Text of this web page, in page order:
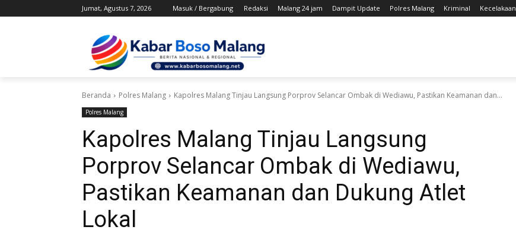
Jumat, Agustus 7, 2026 Masuk / Bergabung Redaksi Malang 24 jam Dampit Update Polres Malang Kriminal Kecelakaan
Beranda Polres Malang Kapolres Malang Tinjau Langsung Porprov Selancar Ombak di Wediawu, Pastikan Keamanan dan...
Polres Malang
Kapolres Malang Tinjau Langsung
Porprov Selancar Ombak di Wediawu,
Pastikan Keamanan dan Dukung Atlet
Lokal